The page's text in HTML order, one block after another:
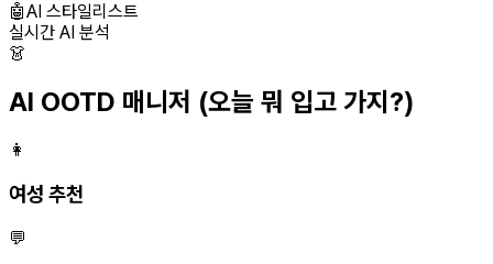
🤖AI 스타일리스트
실시간 AI 분석
👗
AI OOTD 매니저 (오늘 뭐 입고 가지?)
👩
여성 추천
💬